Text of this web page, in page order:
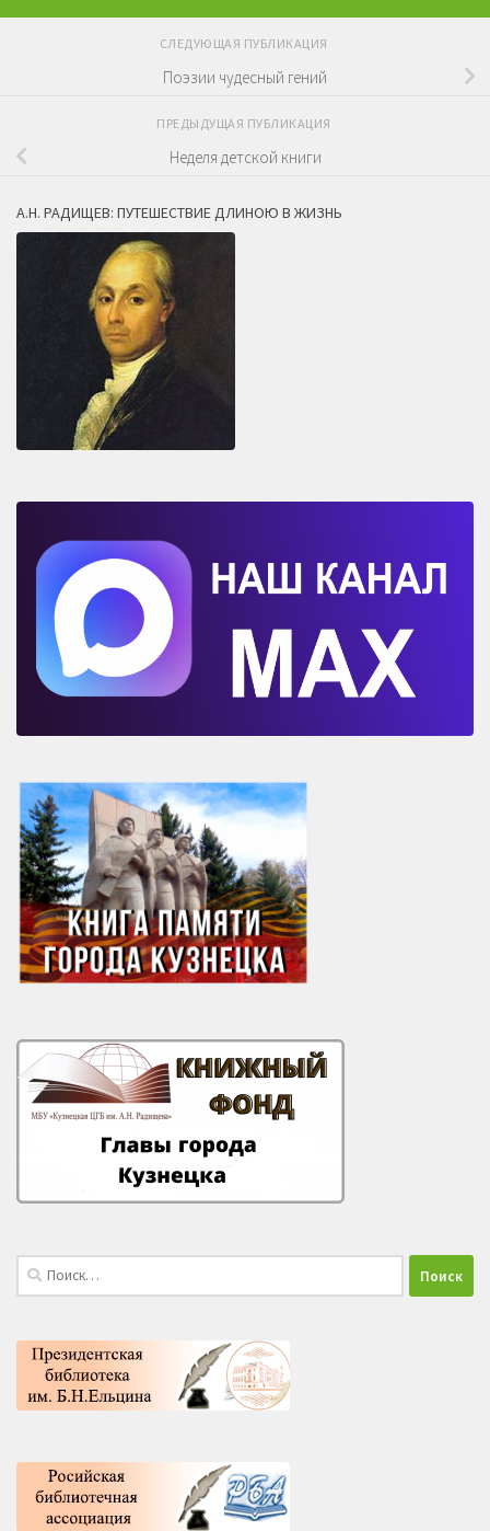
СЛЕДУЮЩАЯ ПУБЛИКАЦИЯ
Поэзии чудесный гений
ПРЕДЫДУЩАЯ ПУБЛИКАЦИЯ
Неделя детской книги
А.Н. РАДИЩЕВ: ПУТЕШЕСТВИЕ ДЛИНОЮ В ЖИЗНЬ
Найти: